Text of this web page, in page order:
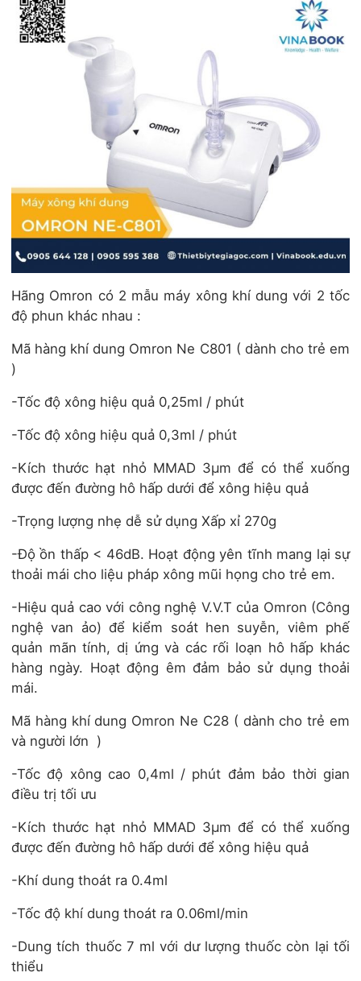
Hãng Omron có 2 mẫu máy xông khí dung với 2 tốc
độ phun khác nhau :
Mã hàng khí dung Omron Ne C801 ( dành cho trẻ em
)
-Tốc độ xông hiệu quả 0,25ml / phút
-Tốc độ xông hiệu quả 0,3ml / phút
-Kích thước hạt nhỏ MMAD 3µm để có thể xuống
được đến đường hô hấp dưới để xông hiệu quả
-Trọng lượng nhẹ dễ sử dụng Xấp xỉ 270g
-Độ ồn thấp < 46dB. Hoạt động yên tĩnh mang lại sự
thoải mái cho liệu pháp xông mũi họng cho trẻ em.
-Hiệu quả cao với công nghệ V.V.T của Omron (Công
nghệ van ảo) để kiểm soát hen suyễn, viêm phế
quản mãn tính, dị ứng và các rối loạn hô hấp khác
hàng ngày. Hoạt động êm đảm bảo sử dụng thoải
mái.
Mã hàng khí dung Omron Ne C28 ( dành cho trẻ em
và người lớn )
-Tốc độ xông cao 0,4ml / phút đảm bảo thời gian
điều trị tối ưu
-Kích thước hạt nhỏ MMAD 3µm để có thể xuống
được đến đường hô hấp dưới để xông hiệu quả
-Khí dung thoát ra 0.4ml
-Tốc độ khí dung thoát ra 0.06ml/min
-Dung tích thuốc 7 ml với dư lượng thuốc còn lại tối
thiểu